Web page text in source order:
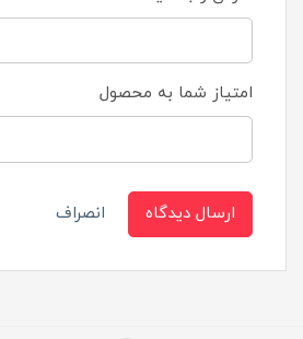
امتیاز شما به محصول
ارسال دیدگاه انصراف